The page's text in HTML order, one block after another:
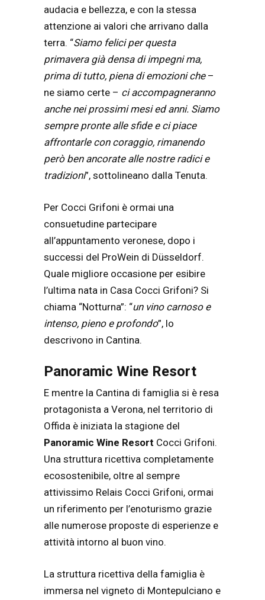
audacia e bellezza, e con la stessa
attenzione ai valori che arrivano dalla
terra. “Siamo felici per questa
primavera già densa di impegni ma,
prima di tutto, piena di emozioni che–
ne siamo certe – ci accompagneranno
anche nei prossimi mesi ed anni. Siamo
sempre pronte alle sfide e ci piace
affrontarle con coraggio, rimanendo
però ben ancorate alle nostre radici e
tradizioni”, sottolineano dalla Tenuta.
Per Cocci Grifoni è ormai una
consuetudine partecipare
all’appuntamento veronese, dopo i
successi del ProWein di Düsseldorf.
Quale migliore occasione per esibire
l’ultima nata in Casa Cocci Grifoni? Si
chiama “Notturna”: “un vino carnoso e
intenso, pieno e profondo”, lo
descrivono in Cantina.
Panoramic Wine Resort
E mentre la Cantina di famiglia si è resa
protagonista a Verona, nel territorio di
Offida è iniziata la stagione del
Panoramic Wine Resort Cocci Grifoni.
Una struttura ricettiva completamente
ecosostenibile, oltre al sempre
attivissimo Relais Cocci Grifoni, ormai
un riferimento per l’enoturismo grazie
alle numerose proposte di esperienze e
attività intorno al buon vino.
La struttura ricettiva della famiglia è
immersa nel vigneto di Montepulciano e